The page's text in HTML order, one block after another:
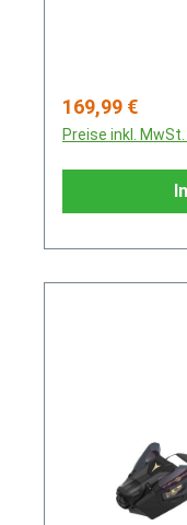
Regulärer Preis:
169,99 €
Preise inkl.